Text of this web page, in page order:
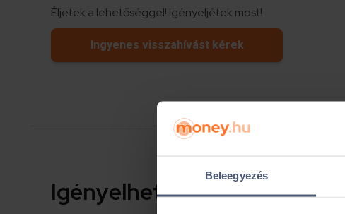
Beleegyezés
Éljetek a lehetőséggel! Igényeljétek most!
Ingyenes visszahívást kérek
Igényelhető a Falusi CSOK